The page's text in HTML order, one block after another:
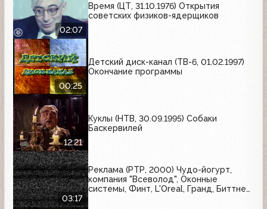
02:07
Время (ЦТ, 31.10.1976) Открытия
советских физиков-ядерщиков
00:25
Детский диск-канал (ТВ-6, 01.02.1997)
Окончание программы
12:21
Куклы (НТВ, 30.09.1995) Собаки
Баскервилей
03:17
Реклама (РТР, 2000) Чудо-йогурт,
компания "Всеволод", Оконные
системы, Финт, L'Oreal, Гранд, Биттнер,